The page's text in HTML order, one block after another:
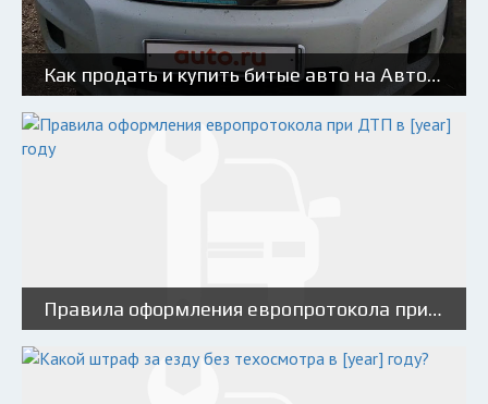
Как продать и купить битые авто на Авто.ру: советы и риски
Правила оформления европротокола при ДТП в [year] году